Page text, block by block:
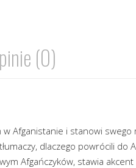
(0)
Afganistanie i stanowi swego
dlaczego powrócili do
Afgańczyków, stawia